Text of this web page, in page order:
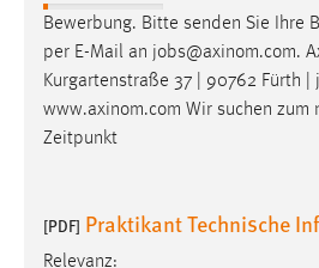
Bewerbung. Bitte senden Sie Ihre
per E-Mail an jobs@axinom.com.
Kurgartenstraße 37 | 90762 Fürth |
www.axinom.com Wir suchen zum
Zeitpunkt
[PDF] Praktikant Technische
Relevanz: